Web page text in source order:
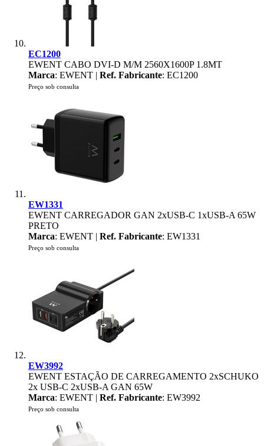
EC1200
EWENT CABO DVI-D M/M 2560X1600P 1.8MT
Marca: EWENT | Ref. Fabricante: EC1200
Preço sob consulta
EW1331
EWENT CARREGADOR GAN 2xUSB-C 1xUSB-A 65W
PRETO
Marca: EWENT | Ref. Fabricante: EW1331
Preço sob consulta
EW3992
EWENT ESTAÇÃO DE CARREGAMENTO 2xSCHUKO
2x USB-C 2xUSB-A GAN 65W
Marca: EWENT | Ref. Fabricante: EW3992
Preço sob consulta